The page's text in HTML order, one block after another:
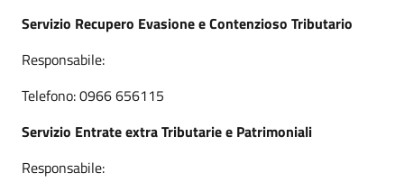
Servizio Recupero Evasione e Contenzioso Tributario
Responsabile:
Telefono: 0966 656115
Servizio Entrate extra Tributarie e Patrimoniali
Responsabile: